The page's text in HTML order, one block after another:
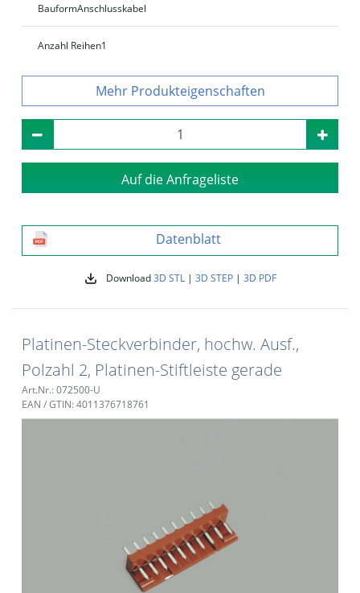
BauformAnschlusskabel
Anzahl Reihen1
Produkteigenschaften
Auf die Anfrageliste
Datenblatt
Download3D STL| 3D STEP| 3D PDF
Platinen-Steckverbinder, hochw. Ausf.,
Polzahl 2, Platinen-Stiftleiste gerade
Art.Nr.: 072500-U
EAN / GTIN: 4011376718761